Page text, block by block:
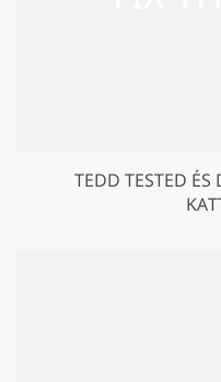
TEDD TESTED ÉS